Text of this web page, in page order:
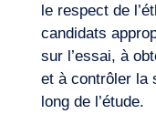
le respect de
candidats
sur l’essai, à
et à contrôler la
long de l’étude.